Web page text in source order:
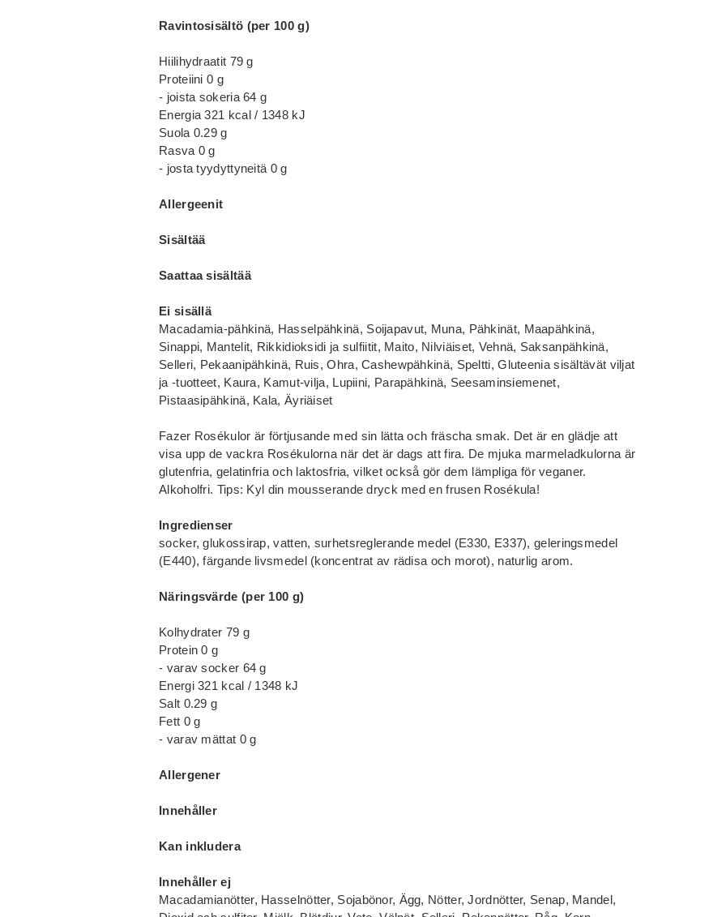
Ravintosisältö (per 100 g)
Hiilihydraatit 79 g
Proteiini 0 g
- joista sokeria 64 g
Energia 321 kcal / 1348 kJ
Suola 0.29 g
Rasva 0 g
- josta tyydyttyneitä 0 g
Allergeenit
Sisältää
Saattaa sisältää
Ei sisällä
Macadamia-pähkinä, Hasselpähkinä, Soijapavut, Muna, Pähkinät, Maapähkinä,
Sinappi, Mantelit, Rikkidioksidi ja sulfiitit, Maito, Nilviäiset, Vehnä, Saksanpähkinä,
Selleri, Pekaanipähkinä, Ruis, Ohra, Cashewpähkinä, Speltti, Gluteenia sisältävät viljat
ja -tuotteet, Kaura, Kamut-vilja, Lupiini, Parapähkinä, Seesaminsiemenet,
Pistaasipähkinä, Kala, Äyriäiset
Fazer Rosékulor är förtjusande med sin lätta och fräscha smak. Det är en glädje att
visa upp de vackra Rosékulorna när det är dags att fira. De mjuka marmeladkulorna är
glutenfria, gelatinfria och laktosfria, vilket också gör dem lämpliga för veganer.
Alkoholfri. Tips: Kyl din mousserande dryck med en frusen Rosékula!
Ingredienser
socker, glukossirap, vatten, surhetsreglerande medel (E330, E337), geleringsmedel
(E440), färgande livsmedel (koncentrat av rädisa och morot), naturlig arom.
Näringsvärde (per 100 g)
Kolhydrater 79 g
Protein 0 g
- varav socker 64 g
Energi 321 kcal / 1348 kJ
Salt 0.29 g
Fett 0 g
- varav mättat 0 g
Allergener
Innehåller
Kan inkludera
Innehåller ej
Macadamianötter, Hasselnötter, Sojabönor, Ägg, Nötter, Jordnötter, Senap, Mandel,